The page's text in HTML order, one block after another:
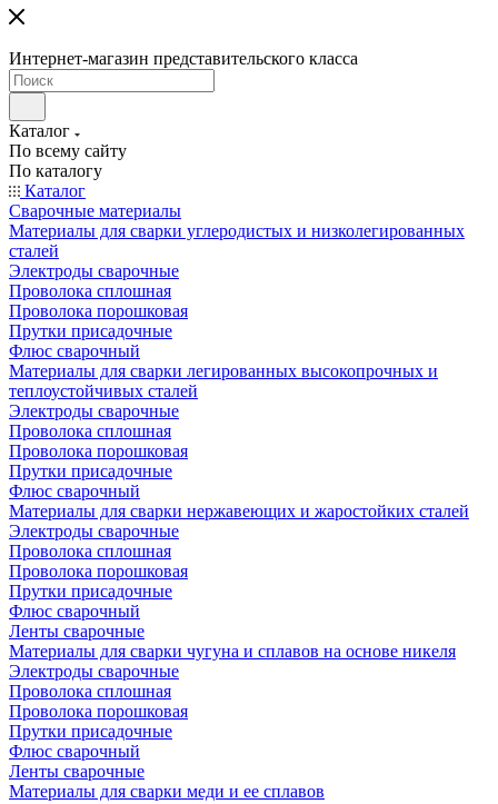
Интернет-магазин представительского класса
Каталог
По всему сайту
По каталогу
Каталог
Сварочные материалы
Материалы для сварки углеродистых и низколегированных
сталей
Электроды сварочные
Проволока сплошная
Проволока порошковая
Прутки присадочные
Флюс сварочный
Материалы для сварки легированных высокопрочных и
теплоустойчивых сталей
Электроды сварочные
Проволока сплошная
Проволока порошковая
Прутки присадочные
Флюс сварочный
Материалы для сварки нержавеющих и жаростойких сталей
Электроды сварочные
Проволока сплошная
Проволока порошковая
Прутки присадочные
Флюс сварочный
Ленты сварочные
Материалы для сварки чугуна и сплавов на основе никеля
Электроды сварочные
Проволока сплошная
Проволока порошковая
Прутки присадочные
Флюс сварочный
Ленты сварочные
Материалы для сварки меди и ее сплавов